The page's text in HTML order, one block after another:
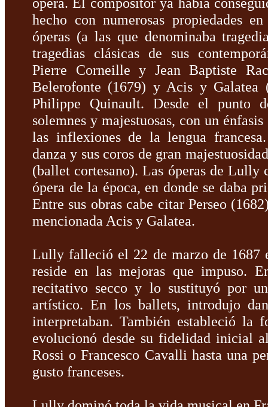
hecho con numerosas propiedades
óperas (a las que denominaba
tragedias clásicas de sus
Pierre Corneille y Jean Baptiste
Belerofonte (1679) y Acis y Galatea
Philippe Quinault. Desde el punto
solemnes y majestuosas, con un
las inflexiones de la lengua
danza y sus coros de gran
(ballet cortesano). Las óperas de
ópera de la época, en donde se daba
Entre sus obras cabe citar Perseo
mencionada Acis y Galatea.
Lully falleció el 22 de marzo de 1687
reside en las mejoras que impuso.
recitativo secco y lo sustituyó por
artístico. En los ballets, introdujo
interpretaban. También estableció la
evolucionó desde su fidelidad inicial
Rossi o Francesco Cavalli hasta una
gusto franceses.